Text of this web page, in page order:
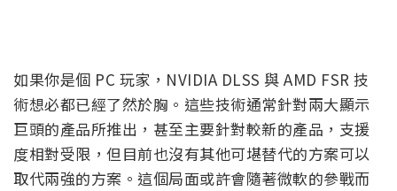
如果你是個 PC 玩家，NVIDIA DLSS 與 AMD FSR 技
術想必都已經了然於胸。這些技術通常針對兩大顯示
巨頭的產品所推出，甚至主要針對較新的產品，支援
度相對受限，但目前也沒有其他可堪替代的方案可以
取代兩強的方案。這個局面或許會隨著微軟的參戰而